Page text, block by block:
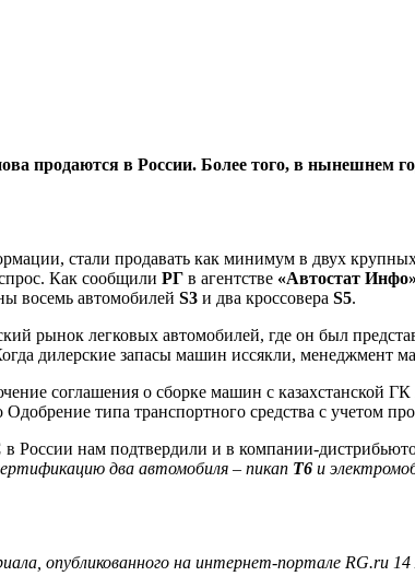
продаются в России. Более того, в
стали продавать как минимум в двух
Как сообщили РГ в агентстве «Автостат Инфо»
восемь автомобилей S3 и два кроссовера S5.
рынок легковых автомобилей, где он был
дилерские запасы машин иссякли, менеджмент
соглашения о сборке машин с казахстанской ГК
типа транспортного средства с учетом
в России нам подтвердили и в компании-
два автомобиля – пикап T6 и
опубликованного на интернет-портале RG.ru 14